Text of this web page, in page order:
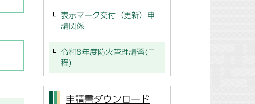
表示マーク交付（更新）申
請関係
令和8年度防火管理講習(日
程)
申請書ダウンロード